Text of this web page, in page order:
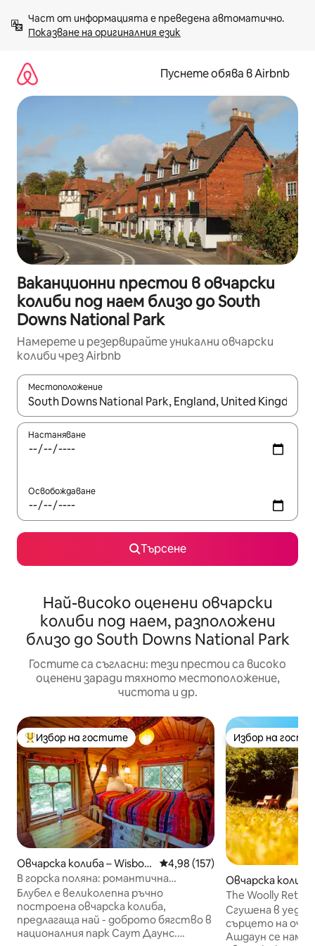
към
съдържанието
Показване на оригиналния език
Пуснете обява в Airbnb
Ваканционни престои в овчарски
колиби под наем близо до South
Downs National Park
Намерете и резервирайте уникални овчарски
колиби чрез Airbnb
Местоположение
Когато резултатите се покажат, използвайте
Настаняване
Освобождаване
Търсене
Най-високо оценени овчарски
колиби под наем, разположени
близо до South Downs National Park
Гостите са съгласни: тези престои са високо
оценени заради тяхното местоположение,
чистота и др.
Най-популярен избор на гостите
Избор на гостите
Овчарска колиба – Wisbor
ough Green
Средна оценка: 4,98 от 5,
4,98 (157)
В горска поляна: романтична
овчарска колиба
Блубел е великолепна ръчно
построена овчарска колиба,
предлагаща най - доброто бягство в
националния парк Саут Даунс.
Избор на
Избор на
Овчарска колиба
sex
The Woolly
алпака.
Сгушена в
сърцето на
Ашдаун се